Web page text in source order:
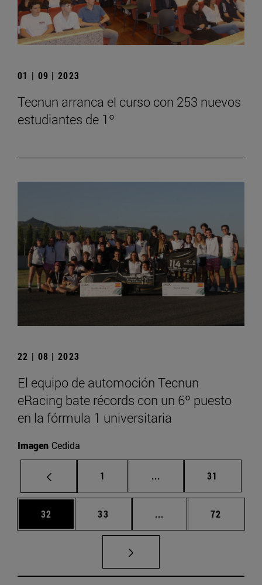
01 | 09 | 2023
Tecnun arranca el curso con 253 nuevos
estudiantes de 1º
22 | 08 | 2023
El equipo de automoción Tecnun
eRacing bate récords con un 6º puesto
en la fórmula 1 universitaria
Imagen Cedida
Página
1 ... Páginas intermedias
Página
31
Página
32 Página
33 ... Páginas intermedias
Página
72